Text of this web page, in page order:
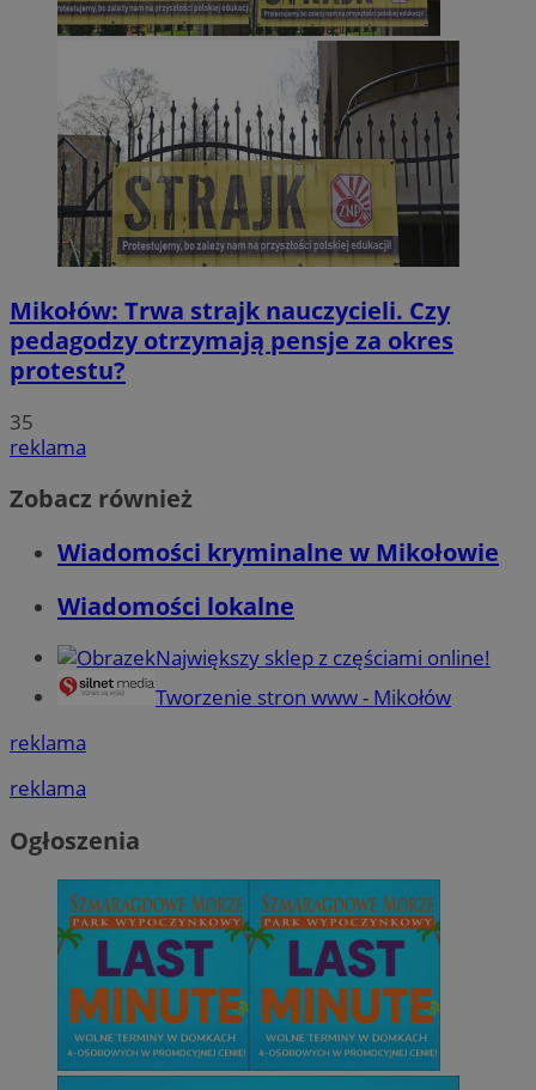
Mikołów: Trwa strajk nauczycieli. Czy
pedagodzy otrzymają pensje za okres
protestu?
35
reklama
Zobacz również
Wiadomości kryminalne w Mikołowie
Wiadomości lokalne
Największy sklep z częściami online!
Tworzenie stron www - Mikołów
reklama
reklama
Ogłoszenia